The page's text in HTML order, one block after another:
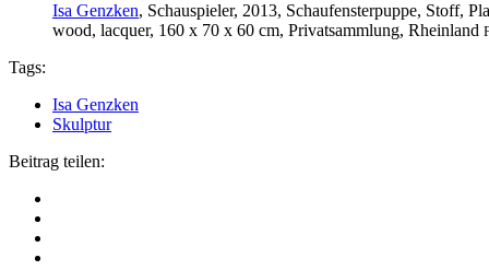
Isa Genzken, Schauspieler, 2013, Schaufensterpuppe, Stoff,
wood, lacquer, 160 x 70 x 60 cm, Privatsammlung, Rheinland
Tags:
Isa Genzken
Skulptur
Beitrag teilen: